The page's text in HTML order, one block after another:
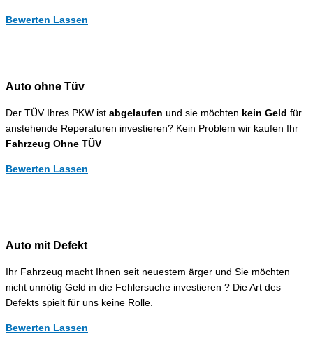
Bewerten Lassen
Auto ohne Tüv
Der TÜV Ihres PKW ist abgelaufen und sie möchten kein Geld für
anstehende Reperaturen investieren? Kein Problem wir kaufen Ihr
Fahrzeug Ohne TÜV
Bewerten Lassen
Auto mit Defekt
Ihr Fahrzeug macht Ihnen seit neuestem ärger und Sie möchten
nicht unnötig Geld in die Fehlersuche investieren ? Die Art des
Defekts spielt für uns keine Rolle.
Bewerten Lassen